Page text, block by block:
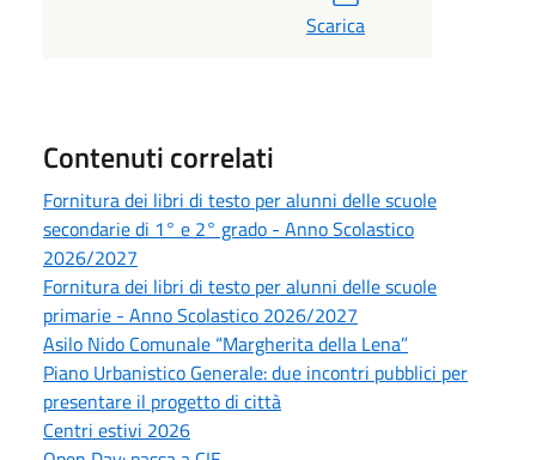
Scarica
Contenuti correlati
Fornitura dei libri di testo per alunni delle scuole
secondarie di 1° e 2° grado - Anno Scolastico
2026/2027
Fornitura dei libri di testo per alunni delle scuole
primarie - Anno Scolastico 2026/2027
Asilo Nido Comunale “Margherita della Lena”
Piano Urbanistico Generale: due incontri pubblici per
presentare il progetto di città
Centri estivi 2026